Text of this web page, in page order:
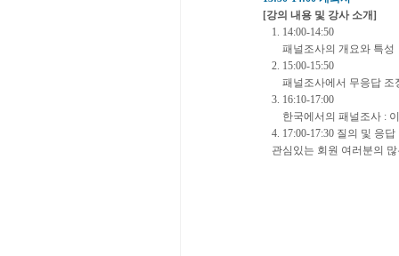
[강의 내용 및 강사 소개]
1. 14:00-14:50
패널조사의 개요
2. 15:00-15:50
패널조사에서 무응
3. 16:10-17:00
한국에서의 패널조사
4. 17:00-17:30 질의 및 응답
관심있는 회원 여러분의